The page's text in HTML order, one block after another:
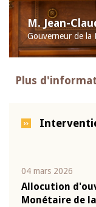
M. Jean-
Gouverneur de la
Plus
04 mars 2026
Allocution
Monétaire de la